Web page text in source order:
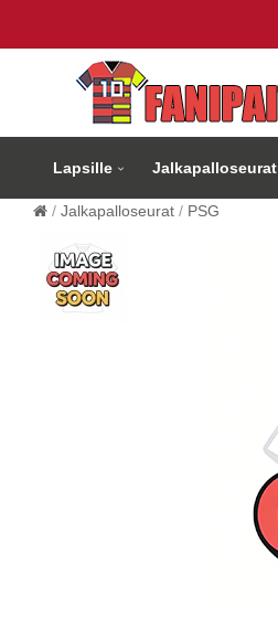
Lapsille Jalkapalloseurat
Jalkapalloseurat PSG